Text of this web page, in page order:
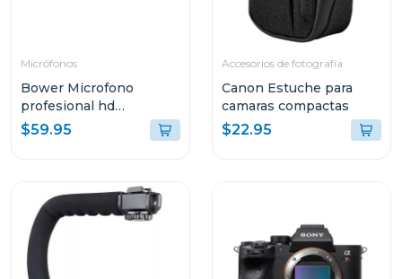
Micrófonos
Bower Microfono
profesional hd
broadcast
$59.95
Accesorios de fotografía
Canon Estuche para
camaras compactas
$22.95